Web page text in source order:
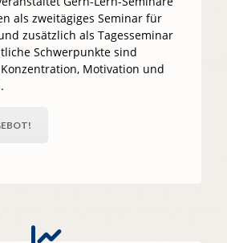
als zweitägiges Seminar für
zusätzlich als Tagesseminar
Schwerpunkte sind
Motivation und